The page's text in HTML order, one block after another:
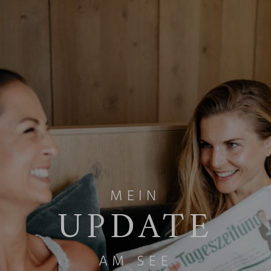
MEIN
UPDATE
AM SEE